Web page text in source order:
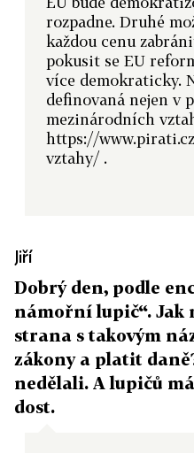
rozpadne. Druhé
každou cenu
pokusit se EU
více demokraticky.
definovaná nejen v
mezinárodních
https://
vztahy/ .
Jiří
Dobrý den, podle
námořní lupič“. Jak
strana s takovým
zákony a platit
nedělali. A lupičů
dost.